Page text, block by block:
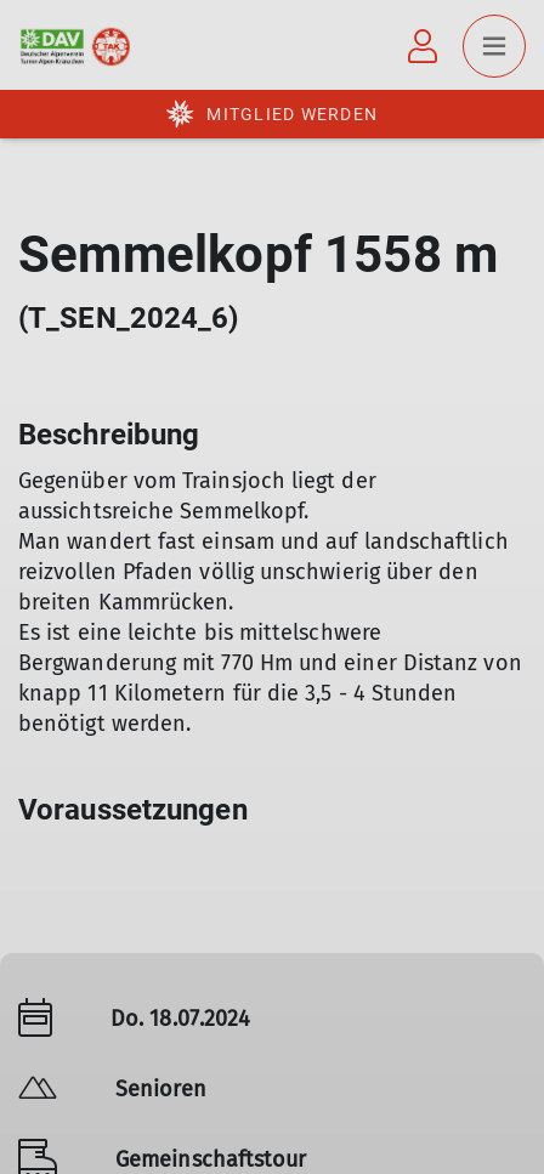
MITGLIED WERDEN
Semmelkopf 1558 m
(T_SEN_2024_6)
Beschreibung
Gegenüber vom Trainsjoch liegt der
aussichtsreiche Semmelkopf.
Man wandert fast einsam und auf landschaftlich
reizvollen Pfaden völlig unschwierig über den
breiten Kammrücken.
Es ist eine leichte bis mittelschwere
Bergwanderung mit 770 Hm und einer Distanz von
knapp 11 Kilometern für die 3,5 - 4 Stunden
benötigt werden.
Voraussetzungen
Do. 18.07.2024
Senioren
Gemeinschaftstour